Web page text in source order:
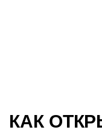
КАК